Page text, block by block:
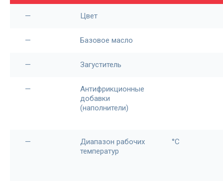
— Цвет
— Базовое масло
— Загуститель
—
Антифрикционные
добавки
(наполнители)
—
Диапазон рабочих
температур
°С